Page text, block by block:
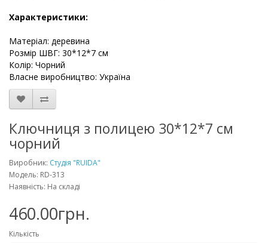
Характеристики:
Матеріал: деревина
Розмір ШВГ: 30*12*7 см
Колір: Чорний
Власне виробництво: Україна
Ключниця з полицею 30*12*7 см
чорний
Виробник: Студія "RUIDA"
Модель: RD-313
Наявність: На складі
460.00грн.
Кількість